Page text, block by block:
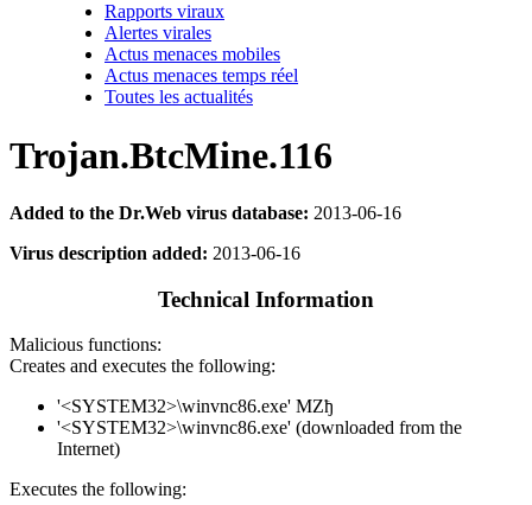
Rapports viraux
Alertes virales
Actus menaces mobiles
Actus menaces temps réel
Toutes les actualités
Trojan.BtcMine.116
Added to the Dr.Web virus database: 2013-06-16
Virus description added: 2013-06-16
Technical Information
Malicious functions:
Creates and executes the following:
'<SYSTEM32>\winvnc86.exe' MZђ
'<SYSTEM32>\winvnc86.exe' (downloaded from the
Internet)
Executes the following: